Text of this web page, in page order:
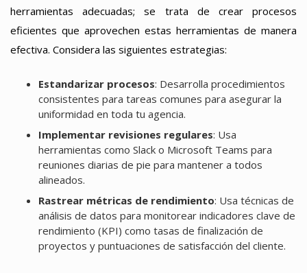
herramientas adecuadas; se trata de crear procesos
eficientes que aprovechen estas herramientas de manera
efectiva. Considera las siguientes estrategias:
Estandarizar procesos: Desarrolla procedimientos
consistentes para tareas comunes para asegurar la
uniformidad en toda tu agencia.
Implementar revisiones regulares: Usa
herramientas como Slack o Microsoft Teams para
reuniones diarias de pie para mantener a todos
alineados.
Rastrear métricas de rendimiento: Usa técnicas de
análisis de datos para monitorear indicadores clave de
rendimiento (KPI) como tasas de finalización de
proyectos y puntuaciones de satisfacción del cliente.